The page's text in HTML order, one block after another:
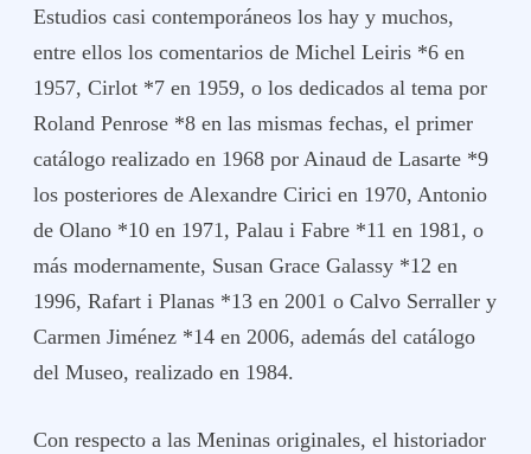
Estudios casi contemporáneos los hay y muchos,
entre ellos los comentarios de Michel Leiris *6 en
1957, Cirlot *7 en 1959, o los dedicados al tema por
Roland Penrose *8 en las mismas fechas, el primer
catálogo realizado en 1968 por Ainaud de Lasarte *9
los posteriores de Alexandre Cirici en 1970, Antonio
de Olano *10 en 1971, Palau i Fabre *11 en 1981, o
más modernamente, Susan Grace Galassy *12 en
1996, Rafart i Planas *13 en 2001 o Calvo Serraller y
Carmen Jiménez *14 en 2006, además del catálogo
del Museo, realizado en 1984.
Con respecto a las Meninas originales, el historiador